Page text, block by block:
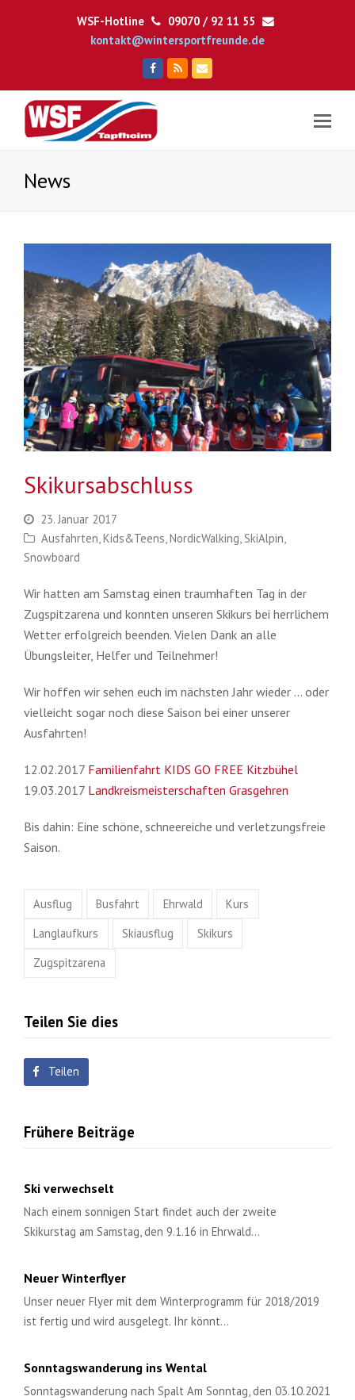
WSF-Hotline
09070 / 92 11 55
kontakt@wintersportfreunde.de
Facebook
RSS E-
Mail
News
Skikursabschluss
23. Januar 2017
Ausfahrten,Kids&Teens,NordicWalking,SkiAlpin,
Snowboard
Wir hatten am Samstag einen traumhaften Tag in der
Zugspitzarena und konnten unseren Skikurs bei herrlichem
Wetter erfolgreich beenden. Vielen Dank an alle
Übungsleiter, Helfer und Teilnehmer!
Wir hoffen wir sehen euch im nächsten Jahr wieder … oder
vielleicht sogar noch diese Saison bei einer unserer
Ausfahrten!
12.02.2017 Familienfahrt KIDS GO FREE Kitzbühel
19.03.2017 Landkreismeisterschaften Grasgehren
Bis dahin: Eine schöne, schneereiche und verletzungsfreie
Saison.
Ausflug Busfahrt Ehrwald
Kurs
Langlaufkurs
Skiausflug
Skikurs
Zugspitzarena
Teilen Sie dies
Teilen
Frühere Beiträge
Ski verwechselt
Nach einem sonnigen Start findet auch der zweite
Skikurstag am Samstag, den 9.1.16 in Ehrwald…
Neuer Winterflyer
Unser neuer Flyer mit dem Winterprogramm für 2018/2019
ist fertig und wird ausgelegt. Ihr könnt…
Sonntagswanderung ins Wental
Sonntagswanderung nach Spalt Am Sonntag, den 03.10.2021